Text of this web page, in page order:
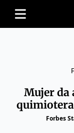
Mujer da
Forbes